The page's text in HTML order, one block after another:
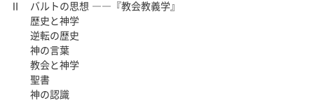
Ⅱ バルトの思想 ――『教会教義学』
歴史と神学
逆転の歴史
神の言葉
教会と神学
聖書
神の認識